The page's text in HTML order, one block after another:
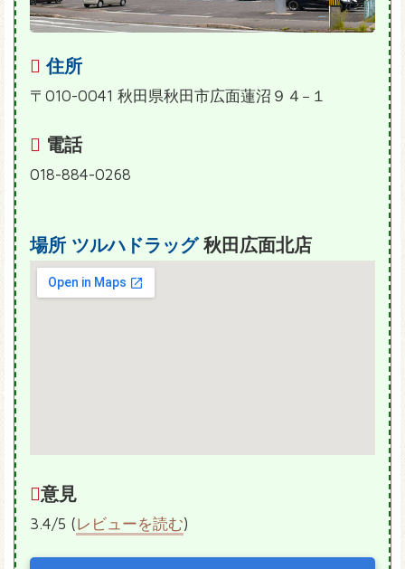
住所
〒010-0041 秋田県秋田市広面蓮沼９４−１
電話
018-884-0268
場所 ツルハドラッグ秋田広面北店
意見
3.4/5 (レビューを読む)